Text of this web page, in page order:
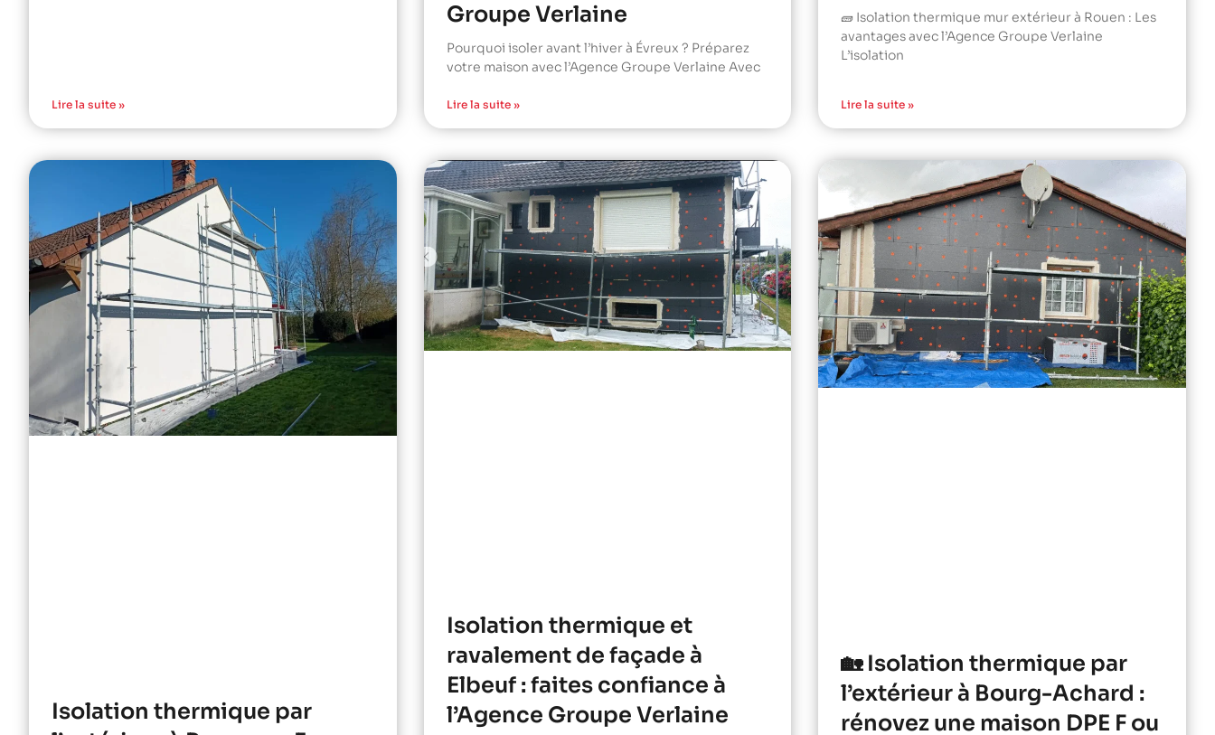
Lire la suite »
Groupe Verlaine
Pourquoi isoler avant l’hiver à Évreux ? Préparez
votre maison avec l’Agence Groupe Verlaine Avec
Lire la suite »
🧱 Isolation thermique mur extérieur à Rouen : Les
avantages avec l’Agence Groupe Verlaine
L’isolation
Lire la suite »
Isolation thermique par
Isolation thermique et
ravalement de façade à
Elbeuf : faites confiance à
l’Agence Groupe Verlaine
🏡 Isolation thermique par
l’extérieur à Bourg-Achard :
rénovez une maison DPE F ou